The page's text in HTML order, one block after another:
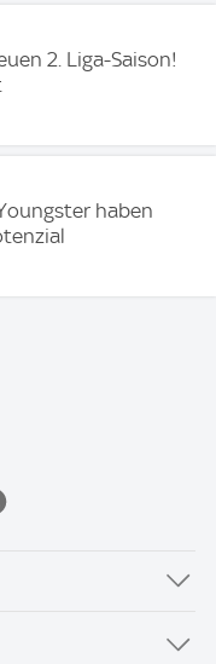
2. Liga-Saison!
haben